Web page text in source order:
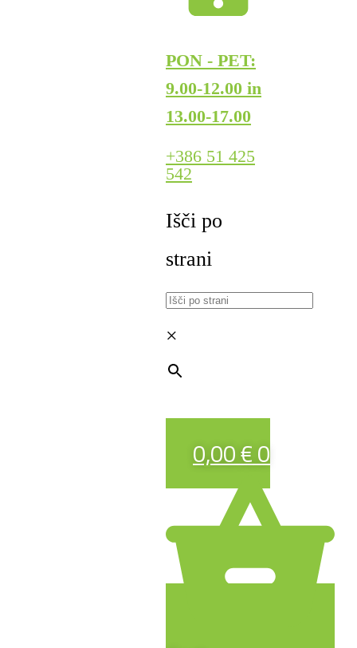
PON - PET:
9.00-12.00 in
13.00-17.00
+386 51 425
542
Išči po
strani
×
0,00€0